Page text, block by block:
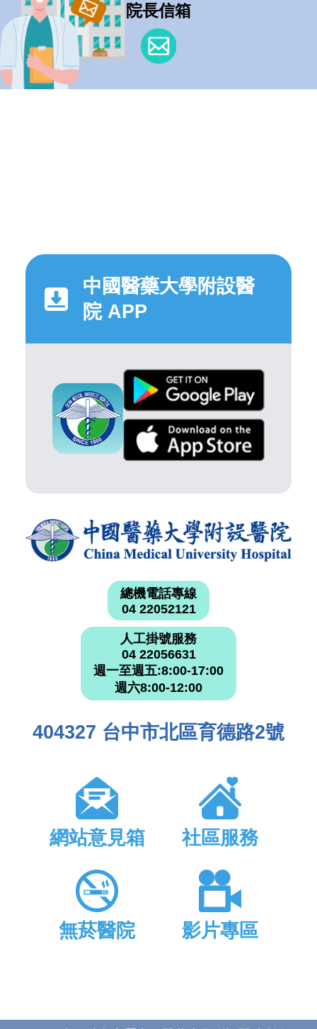
院長信箱
中國醫藥大學附設醫
院 APP
總機電話專線
04 22052121
人工掛號服務
04 22056631
週一至週五:8:00-17:00
週六8:00-12:00
404327 台中市北區育德路2號
網站意見箱 社區服務
無菸醫院 影片專區